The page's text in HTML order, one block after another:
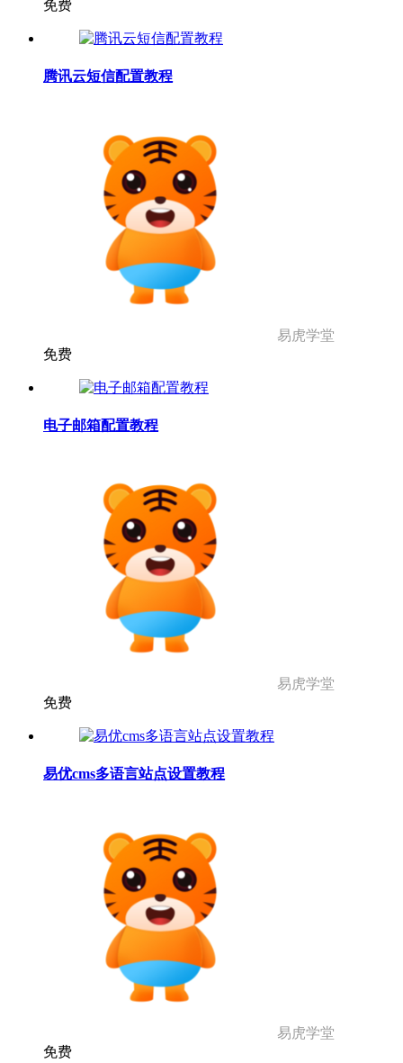
免费
腾讯云短信配置教程
易虎学堂
免费
电子邮箱配置教程
易虎学堂
免费
易优cms多语言站点设置教程
易虎学堂
免费